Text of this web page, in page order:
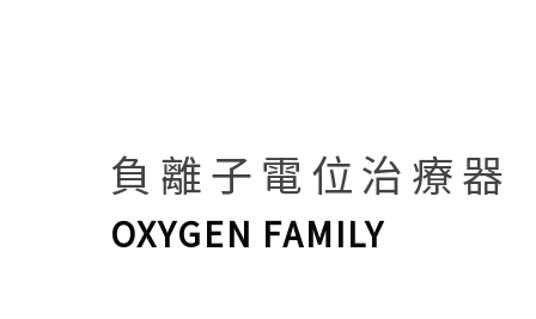
負離子電位治療器
OXYGEN FAMILY